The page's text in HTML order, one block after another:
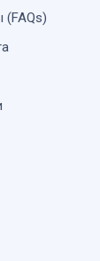
(FAQs)